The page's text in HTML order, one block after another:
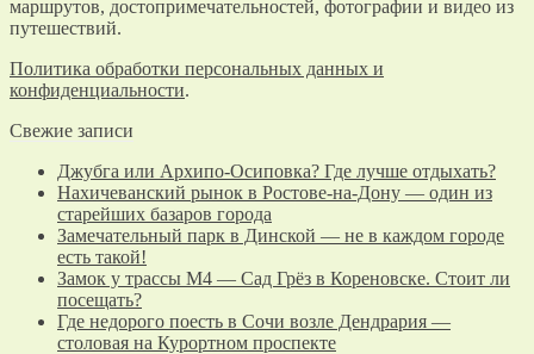
маршрутов, достопримечательностей, фотографии и видео из
путешествий.
Политика обработки персональных данных и
конфиденциальности.
Свежие записи
Джубга или Архипо-Осиповка? Где лучше отдыхать?
Нахичеванский рынок в Ростове-на-Дону — один из
старейших базаров города
Замечательный парк в Динской — не в каждом городе
есть такой!
Замок у трассы М4 — Сад Грёз в Кореновске. Стоит ли
посещать?
Где недорого поесть в Сочи возле Дендрария —
столовая на Курортном проспекте